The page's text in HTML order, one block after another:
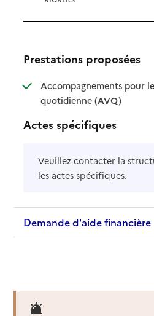
Prestations proposées
Accompagnements pour
quotidienne (AVQ): disponible
: non
Actes spécifiques
Veuillez contacter la
les actes spécifiques.
Demande d'aide financière